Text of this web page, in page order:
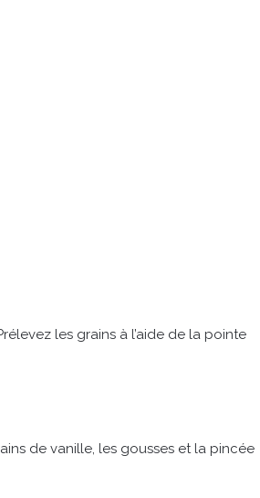
les grains à l’aide de la pointe
de vanille, les gousses et la pincée